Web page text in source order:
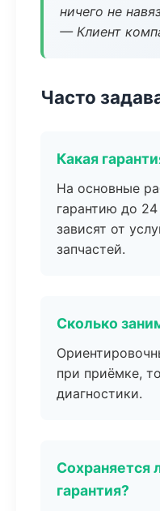
ничего не
— Клиент
Часто
Какая
На основные
гарантию до
зависят от
запчастей.
Сколько
при приёмке,
диагностики.
Сохраняется
гарантия?